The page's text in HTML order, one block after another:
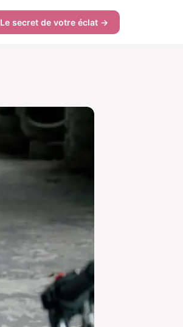
Le secret de votre éclat →